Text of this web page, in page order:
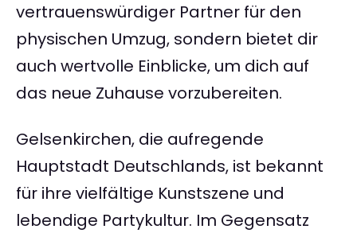
vertrauenswürdiger Partner für den
physischen Umzug, sondern bietet dir
auch wertvolle Einblicke, um dich auf
das neue Zuhause vorzubereiten.
Gelsenkirchen, die aufregende
Hauptstadt Deutschlands, ist bekannt
für ihre vielfältige Kunstszene und
lebendige Partykultur. Im Gegensatz